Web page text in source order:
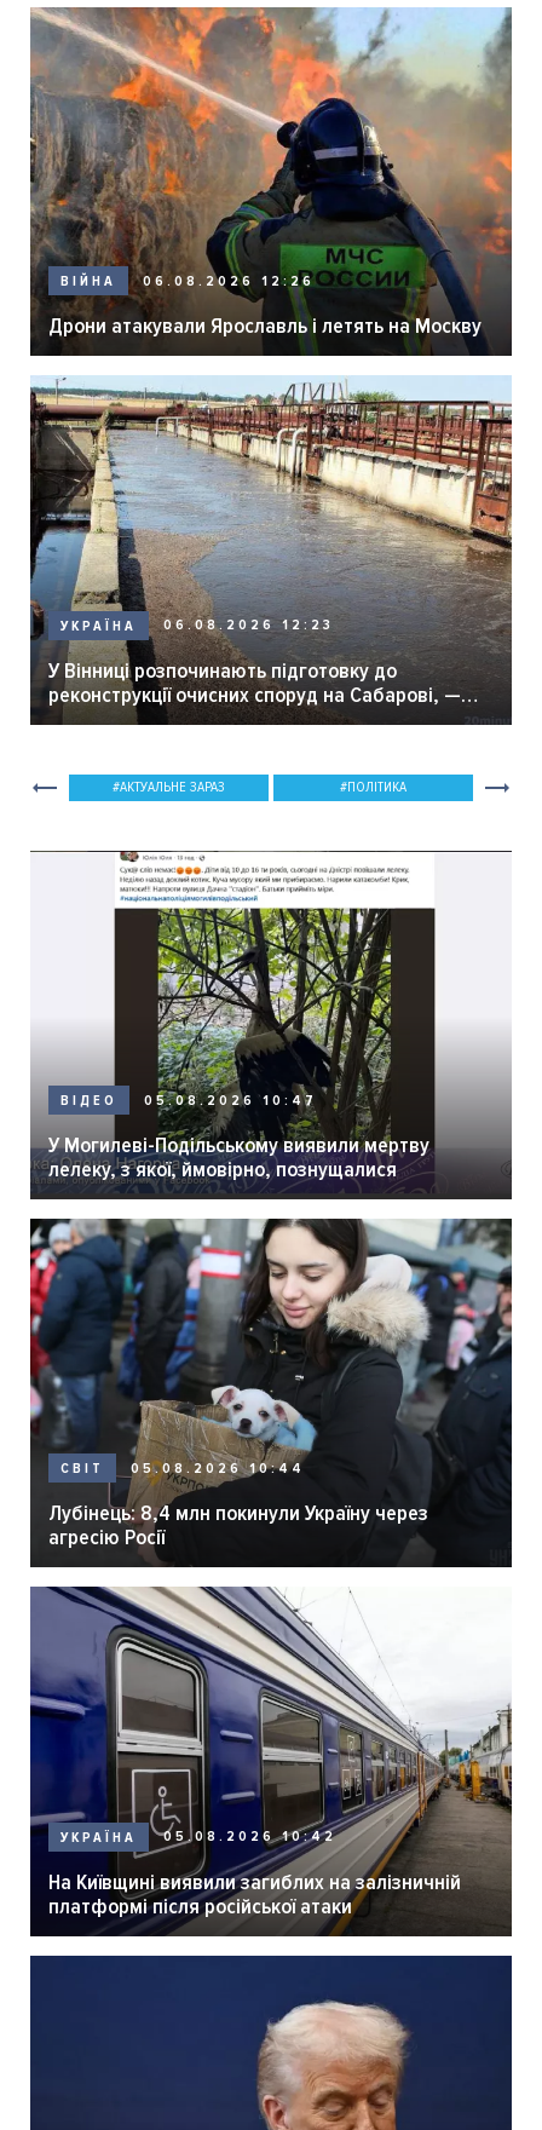
ВІЙНА 06.08.2026 12:26
Дрони атакували Ярославль і летять на Москву
УКРАЇНА 06.08.2026 12:23
У Вінниці розпочинають підготовку до
реконструкції очисних споруд на Сабарові, —
мер Вінниці.
АКТУАЛЬНЕ ЗАРАЗ ПОЛІТИКА
ВІДЕО 05.08.2026 10:47
У Могилеві-Подільському виявили мертву
лелеку, з якої, ймовірно, познущалися
СВІТ 05.08.2026 10:44
Лубінець: 8,4 млн покинули Україну через
агресію Росії
УКРАЇНА 05.08.2026 10:42
На Київщині виявили загиблих на залізничній
платформі після російської атаки